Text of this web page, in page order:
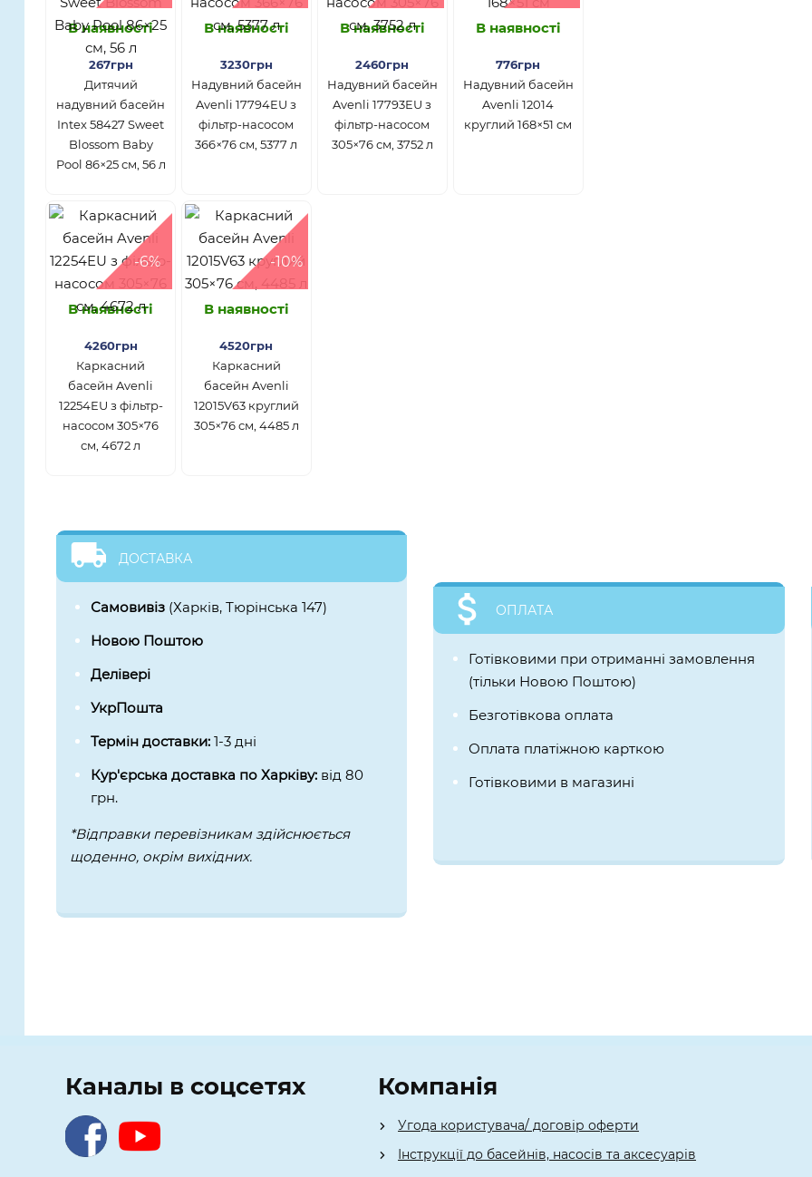
В наявності
267грн
Дитячий
надувний басейн
Intex 58427 Sweet
Blossom Baby
Pool 86×25 см, 56 л
В наявності
3230грн
Надувний басейн
Avenli 17794EU з
фільтр-насосом
366×76 см, 5377 л
В наявності
2460грн
Надувний басейн
Avenli 17793EU з
фільтр-насосом
305×76 см, 3752 л
В наявності
776грн
Надувний басейн
Avenli 12014
круглий 168×51 см
-6%
В наявності
4260грн
Каркасний
басейн Avenli
12254EU з фільтр-
насосом 305×76
см, 4672 л
-10%
В наявності
4520грн
Каркасний
басейн Avenli
12015V63 круглий
305×76 см, 4485 л
ДОСТАВКА
Самовивіз (Харків, Тюрінська 147)
Новою Поштою
Делівері
УкрПошта
Термін доставки:1-3 дні
Кур'єрська доставка по Харківу: від 80
грн.
*Відправки перевізникам здійснюється
щоденно, окрім вихідних.
ОПЛАТА
Готівковими при отриманні замовлення
(тільки Новою Поштою)
Безготівкова оплата
Оплата платіжною карткою
Готівковими в магазині
Каналы в соцсетях Компанія
Угода користувача/ договір оферти
Інструкції до басейнів, насосів та аксесуарів